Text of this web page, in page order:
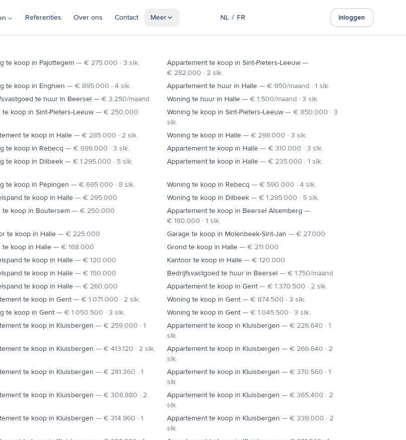
Referenties Over ons Contact Meer NL / FR Inloggen
te koop in Pajottegem— € 275.000 · 3 slk. Appartement te koop in Sint-Pieters-Leeuw —
€ 282.000 · 2 slk.
te koop in Enghien — € 895.000 · 4 slk. Appartement te huur in Halle —€ 950/maand · 1 slk.
te huur in Beersel — € 3.250/maand Woning te huur in Halle —€ 1.500/maand · 3 slk.
te koop in Sint-Pieters-Leeuw— € 250.000 Woning te koop in Sint-Pieters-Leeuw —€ 850.000 · 3
slk.
te koop in Halle— € 285.000 · 2 slk. Woning te koop in Halle —€ 298.000 · 3 slk.
te koop in Rebecq — € 699.000 · 3 slk. Appartement te koop in Halle —€ 310.000 · 3 slk.
te koop in Dilbeek— € 1.295.000 · 5 slk. Appartement te koop in Halle —€ 235.000 · 1 slk.
te koop in Pepingen — € 695.000 · 8 slk. Woning te koop in Rebecq —€ 590.000 · 4 slk.
te koop in Halle— € 295.000 Woning te koop in Dilbeek —€ 1.295.000 · 5 slk.
te koop in Boutersem— € 250.000 Appartement te koop in Beersel Alsemberg —
€ 180.000 · 1 slk.
te koop in Halle— € 225.000 Garage te koop in Molenbeek-Sint-Jan —€ 27.000
te koop in Halle— € 168.000 Grond te koop in Halle —€ 211.000
te koop in Halle— € 120.000 Kantoor te koop in Halle —€ 120.000
te koop in Halle— € 150.000 Bedrijfsvastgoed te huur in Beersel —€ 1.750/maand
te koop in Halle— € 260.000 Appartement te koop in Gent —€ 1.370.500 · 2 slk.
te koop in Gent— € 1.071.000 · 2 slk. Woning te koop in Gent —€ 874.500 · 3 slk.
te koop in Gent— € 1.050.500 · 3 slk. Woning te koop in Gent —€ 1.045.500 · 3 slk.
te koop in Kluisbergen — € 259.000 · 1
Appartement te koop in Kluisbergen —€ 226.640 · 1
slk.
te koop in Kluisbergen — € 413.120 · 2 slk. Appartement te koop in Kluisbergen —€ 266.640 · 2
slk.
te koop in Kluisbergen — € 281.360 · 1
Appartement te koop in Kluisbergen —€ 370.560 · 1
slk.
te koop in Kluisbergen — € 308.880 · 2
Appartement te koop in Kluisbergen —€ 365.400 · 2
slk.
te koop in Kluisbergen — € 314.960 · 1
Appartement te koop in Kluisbergen —€ 339.000 · 2
slk.